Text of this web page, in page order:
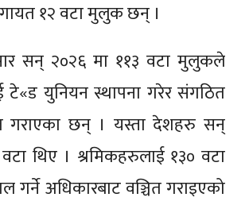
१२ वटा मुलुक छन् ।
सन् २०२६ मा ११३ वटा मुलुकले
टे«ड युनियन स्थापना गरेर संगठित
गराएका छन् । यस्ता देशहरु सन्
थिए । श्रमिकहरुलाई १३० वटा
अधिकारबाट वञ्चित गराइएको